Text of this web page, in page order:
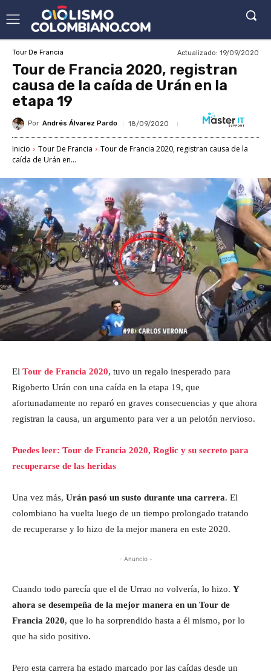
Tour De Francia Actualizado: 19/09/2020
Tour de Francia 2020, registran
causa de la caída de Urán en la
etapa 19
Por Andrés Álvarez Pardo 18/09/2020
Inicio Tour De Francia
Tour de Francia 2020, registran causa de la
caída de Urán en...
El Tour de Francia 2020, tuvo un regalo inesperado para
Rigoberto Urán con una caída en la etapa 19, que
afortunadamente no reparó en graves consecuencias y que ahora
registran la causa, un argumento para ver a un pelotón nervioso.
Puedes leer: Tour de Francia 2020, Roglic y su secreto para
recuperarse de las heridas
Una vez más, Urán pasó un susto durante una carrera. El
colombiano ha vuelta luego de un tiempo prolongado tratando
de recuperarse y lo hizo de la mejor manera en este 2020.
- Anuncio -
Cuando todo parecía que el de Urrao no volvería, lo hizo. Y
ahora se desempeña de la mejor manera en un Tour de
Francia 2020, que lo ha sorprendido hasta a él mismo, por lo
que ha sido positivo.
Pero esta carrera ha estado marcado por las caídas desde un